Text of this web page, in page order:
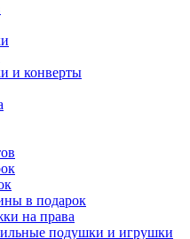
и конверты
в подарок
на права
подушки и игрушки